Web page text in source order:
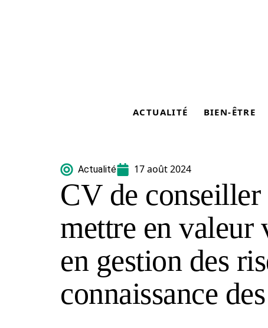
ACTUALITÉ BIEN-ÊTRE
Actualité 17 août 2024
CV de conseiller
mettre en valeur
en gestion des
connaissance